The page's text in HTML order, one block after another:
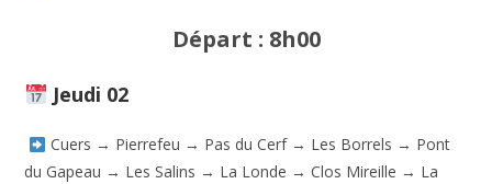
Départ : 8h00
Jeudi 02
Cuers → Pierrefeu → Pas du Cerf → Les Borrels → Pont
du Gapeau → Les Salins → La Londe → Clos Mireille → La